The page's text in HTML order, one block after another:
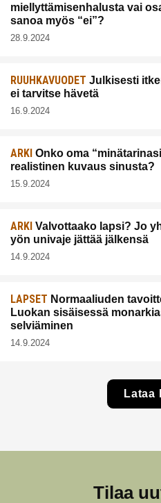
miellyttämisenhalusta vai
sanoa myös “ei”?
28.9.2024
RUUHKAVUODET Julkisesti
ei tarvitse hävetä
16.9.2024
ARKI Onko oma
realistinen kuvaus sinusta?
15.9.2024
ARKI Valvottaako lapsi? Jo
yön univaje jättää jälkensä
14.9.2024
LAPSET Normaaliuden
Luokan sisäisessä
selviäminen
14.9.2024
Lataa
Tilaa